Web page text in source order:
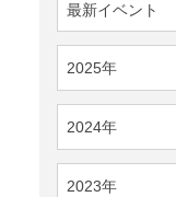
最新イベント
2025年
2024年
2023年